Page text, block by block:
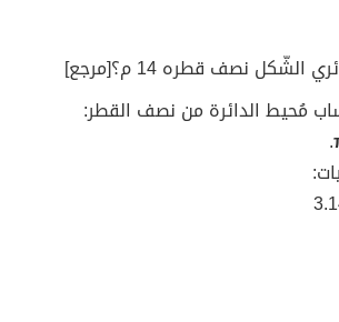
نصف قطره 14 م؟ [مرجع]
مُحيط الدائرة من نصف القطر:
.